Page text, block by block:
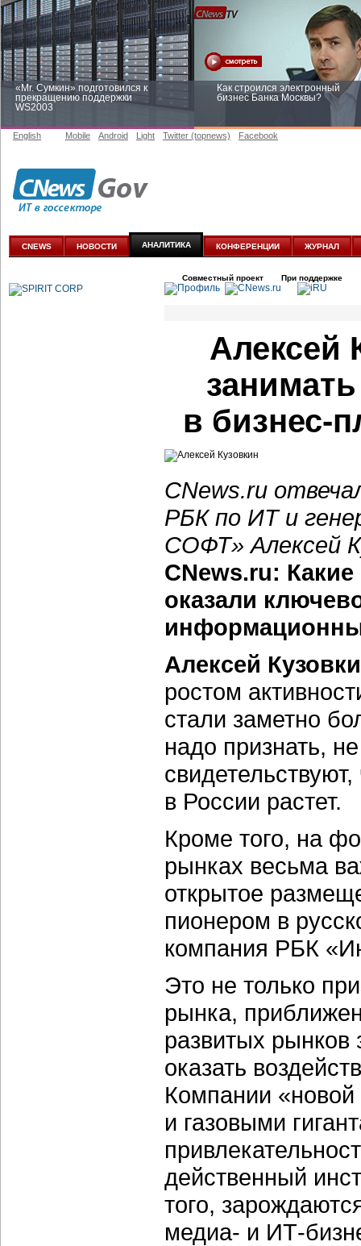
«Mr. Сумкин» подготовился к
прекращению поддержки
WS2003
Как строился электронный
бизнес Банка Москвы?
Заоблачная оптимизация: как
аналитике
English Mobile Android Light Twitter (topnews) Facebook
CNEWS НОВОСТИ АНАЛИТИКА КОНФЕРЕНЦИИ ЖУРНАЛ
Совместный проект При поддержке
Алексей
в бизнес-
CNews.ru
РБК по ИТ и
СОФТ» Алексей
CNews.ru:
оказали
Алексей
ростом
стали заметно
надо признать,
в России растет.
Кроме того, на
рынках весьма
открытое
пионером в
компания РБК
Это не только
рынка,
развитых рынков
оказать
Компании
и газовыми
действенный
того,
медиа- и ИТ-